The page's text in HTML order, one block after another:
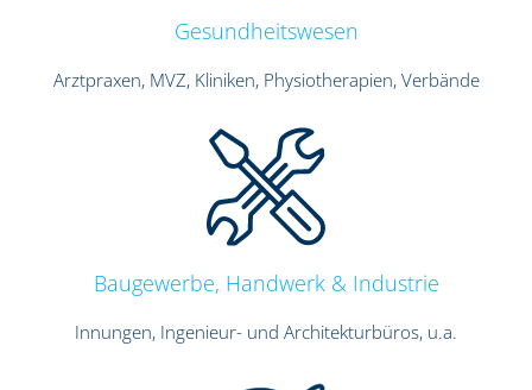
Gesundheitswesen
Arztpraxen, MVZ, Kliniken, Physiotherapien, Verbände
Baugewerbe, Handwerk & Industrie
Innungen, Ingenieur- und Architekturbüros, u.a.